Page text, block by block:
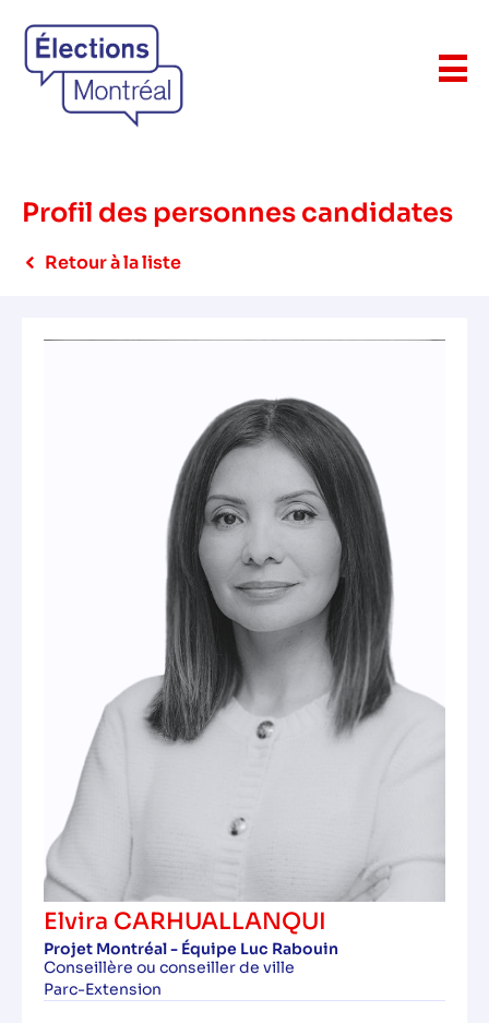
Profil des personnes candidates
Retour à la liste
Elvira CARHUALLANQUI
Projet Montréal - Équipe Luc Rabouin
Conseillère ou conseiller de ville
Parc-Extension